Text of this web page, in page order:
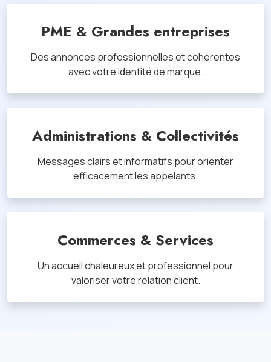
PME & Grandes entreprises
Des annonces professionnelles et cohérentes
avec votre identité de marque.
Administrations & Collectivités
Messages clairs et informatifs pour orienter
efficacement les appelants.
Commerces & Services
Un accueil chaleureux et professionnel pour
valoriser votre relation client.